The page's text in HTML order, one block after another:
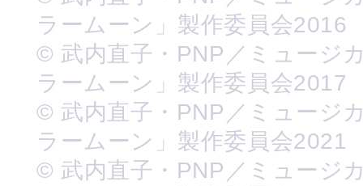
ラームーン」製作委員会2016
© 武内直子・PNP／ミュージ
ラームーン」製作委員会2017
© 武内直子・PNP／ミュージ
ラームーン」製作委員会2021
© 武内直子・PNP／ミュージ